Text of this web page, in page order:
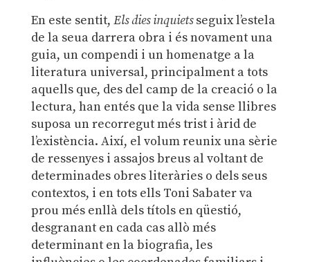
En este sentit, Els dies inquietsseguix l’estela
de la seua darrera obra i és novament una
guia, un compendi i un homenatge a la
literatura universal, principalment a tots
aquells que, des del camp de la creació o la
lectura, han entés que la vida sense llibres
suposa un recorregut més trist i àrid de
l’existència. Així, el volum reunix una sèrie
de ressenyes i assajos breus al voltant de
determinades obres literàries o dels seus
contextos, i en tots ells Toni Sabater va
prou més enllà dels títols en qüestió,
desgranant en cada cas allò més
determinant en la biografia, les